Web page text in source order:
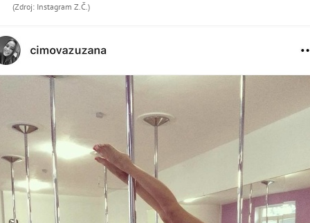
(Zdroj: Instagram Z.Č.)